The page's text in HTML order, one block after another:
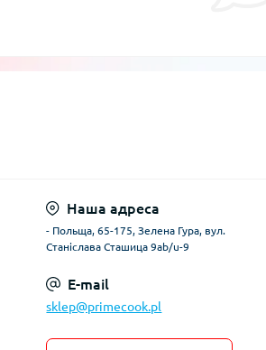
Наша адреса
- Польща, 65-175, Зелена Гура, вул.
Станіслава Сташица 9ab/u-9
E-mail
sklep@primecook.pl